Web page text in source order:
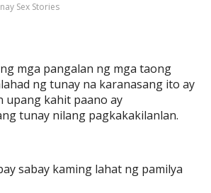
Sex Stories
mga pangalan ng mga taong
ng tunay na karanasang ito ay
upang kahit paano ay
tunay nilang pagkakakilanlan.
sabay kaming lahat ng pamilya